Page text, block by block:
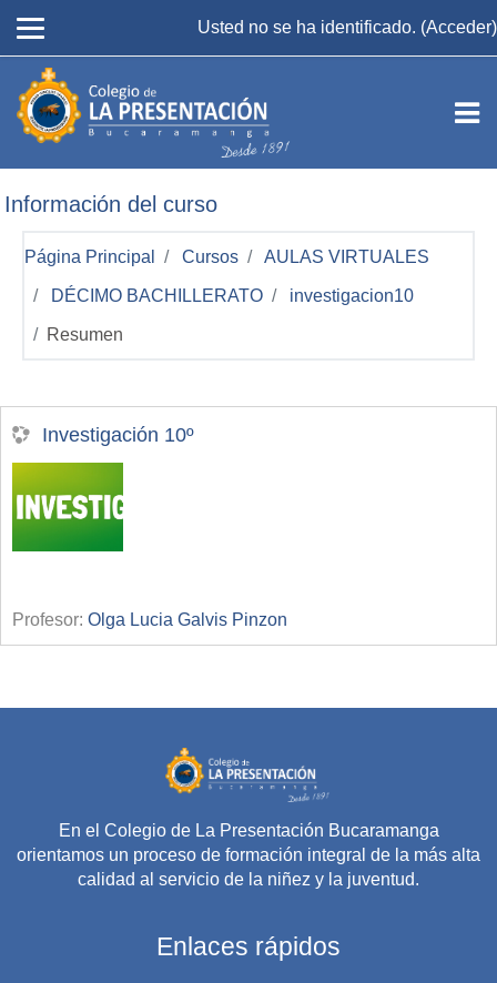
Usted no se ha identificado. (Acceder)
Información del curso
Página Principal Cursos AULAS VIRTUALES
DÉCIMO BACHILLERATO investigacion10
Resumen
Investigación 10º
Profesor: Olga Lucia Galvis Pinzon
En el Colegio de La Presentación Bucaramanga
orientamos un proceso de formación integral de la más alta
calidad al servicio de la niñez y la juventud.
Enlaces rápidos